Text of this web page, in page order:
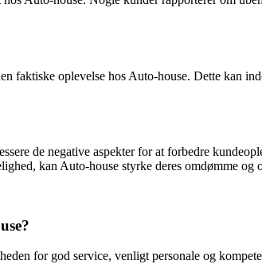
faktiske oplevelse hos Auto-house. Dette kan
de negative aspekter for at forbedre
kan Auto-house styrke deres omdømme og
for god service, venligt personale og